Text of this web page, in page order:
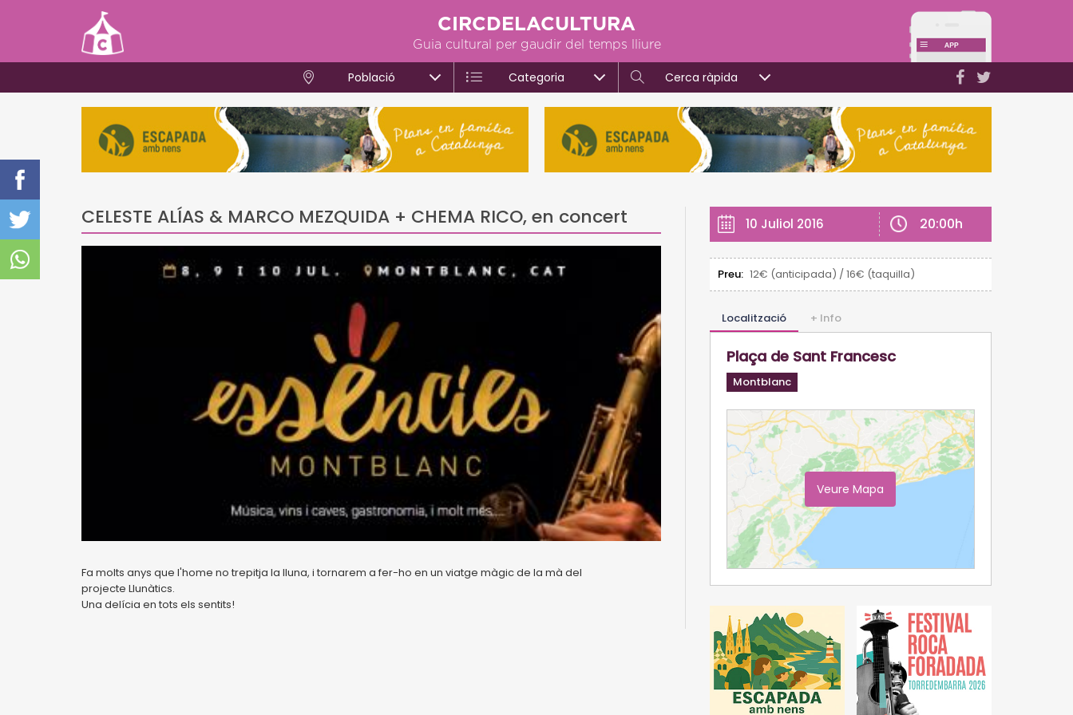
CIRCDELACULTURA
Guia cultural per gaudir del temps lliure
Població Categoria Cerca ràpida
CELESTE ALÍAS & MARCO MEZQUIDA + CHEMA RICO, en concert
Fa molts anys que l'home no trepitja la lluna, i tornarem a fer-ho en un viatge màgic de la mà del
projecte Llunàtics.
Una delícia en tots els sentits!
10 Juliol 2016 20:00h
Preu: 12€ (anticipada) / 16€ (taquilla)
Localització + Info
Plaça de Sant Francesc
Montblanc
Veure Mapa